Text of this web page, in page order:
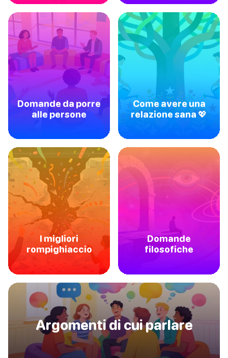
Domande da porre
alle persone
Come avere una
relazione sana 💖
I migliori
rompighiaccio
Domande
filosofiche
Argomenti di cui parlare